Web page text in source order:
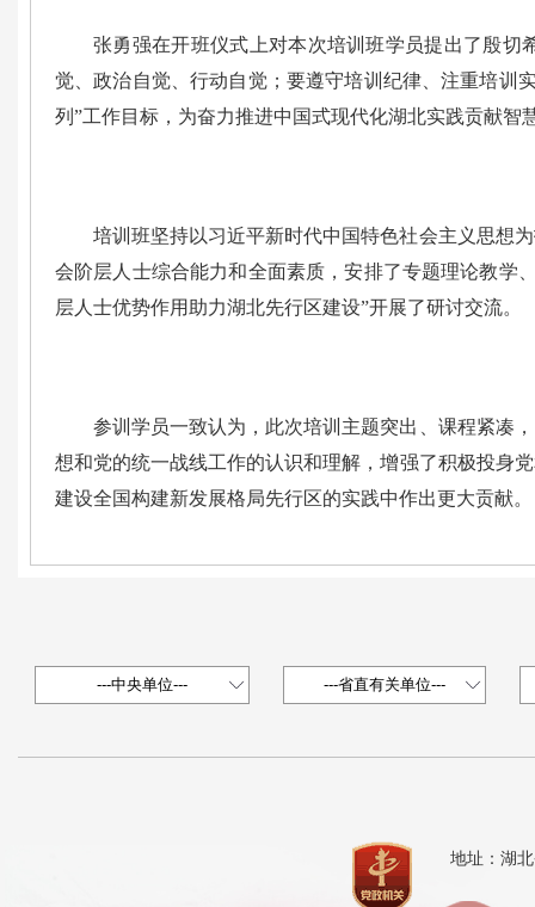
张勇强在开班仪式上对本次培训班学员提出了殷切
觉、政治自觉、行动自觉；要遵守培训纪律、注重培训
列”工作目标，为奋力推进中国式现代化湖北实践贡献智
培训班坚持以习近平新时代中国特色社会主义思想
会阶层人士综合能力和全面素质，安排了专题理论教学
层人士优势作用助力湖北先行区建设”开展了研讨交流。
参训学员一致认为，此次培训主题突出、课程紧凑
想和党的统一战线工作的认识和理解，增强了积极投身
建设全国构建新发展格局先行区的实践中作出更大贡献。
地址：湖